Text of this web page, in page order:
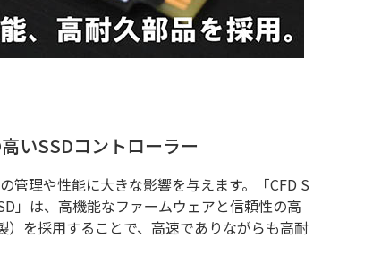
いSSDコントローラー
管理や性能に⼤きな影響を与えます。「CFD S
」は、⾼機能なファームウェアと信頼性の⾼
を採⽤することで、⾼速でありながらも⾼耐